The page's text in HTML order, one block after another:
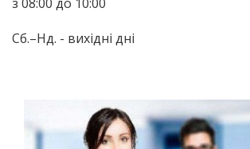
Сб.–Нд. - вихідні дні